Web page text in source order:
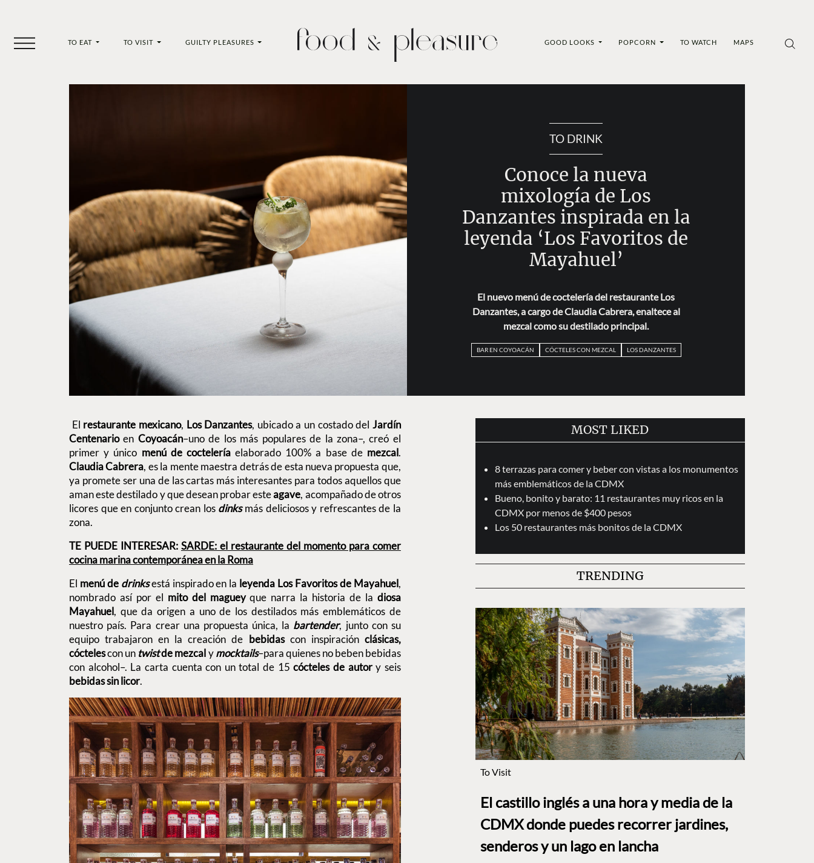
TO EAT TO VISIT GUILTY PLEASURES GOOD LOOKS POPCORN TO WATCH MAPS
TO DRINK
Conoce la nueva
mixología de Los
Danzantes inspirada en la
leyenda ‘Los Favoritos de
Mayahuel’
El nuevo menú de coctelería del restaurante Los
Danzantes, a cargo de Claudia Cabrera, enaltece al
mezcal como su destilado principal.
BAR EN COYOACÁN CÓCTELES CON MEZCAL LOS DANZANTES
El restaurante mexicano, Los Danzantes, ubicado a un costado del Jardín
Centenarioen Coyoacán–uno de los más populares de la zona–, creó el
primer y único menú de cocteleríaelaborado 100% a base demezcal.
Claudia Cabrera, es la mente maestra detrás de esta nueva propuesta que,
ya promete ser una de las cartas más interesantes para todos aquellos que
aman este destilado y que desean probar esteagave, acompañado de otros
licores que en conjunto crean los dinksmás deliciosos y refrescantes de la
zona.
TE PUEDE INTERESAR: SARDE: el restaurante del momento para comer
cocina marina contemporánea en la Roma
El menú de drinksestá inspirado en la leyenda Los Favoritos de Mayahuel,
nombrado así por el mito del magueyque narra la historia de la diosa
Mayahuel, que da origen a uno de los destilados más emblemáticos de
nuestro país. Para crear una propuesta única, la bartender, junto con su
equipo trabajaron en la creación de bebidascon inspiraciónclásicas,
cóctelescon un twistde mezcalymocktails–para quienes no beben bebidas
con alcohol–. La carta cuenta con un total de 15cócteles de autory seis
bebidas sin licor.
MOST LIKED
8 terrazas para comer y beber con vistas a los monumentos
más emblemáticos de la CDMX
Bueno, bonito y barato: 11 restaurantes muy ricos en la
CDMX por menos de $400 pesos
Los 50 restaurantes más bonitos de la CDMX
TRENDING
To Visit
El castillo inglés a una hora y media de la
CDMX donde puedes recorrer jardines,
senderos y un lago en lancha